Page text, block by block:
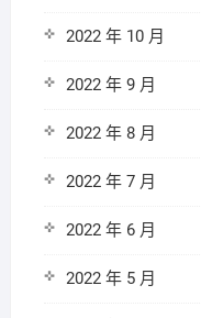
2022 年 10 月
2022 年 9 月
2022 年 8 月
2022 年 7 月
2022 年 6 月
2022 年 5 月